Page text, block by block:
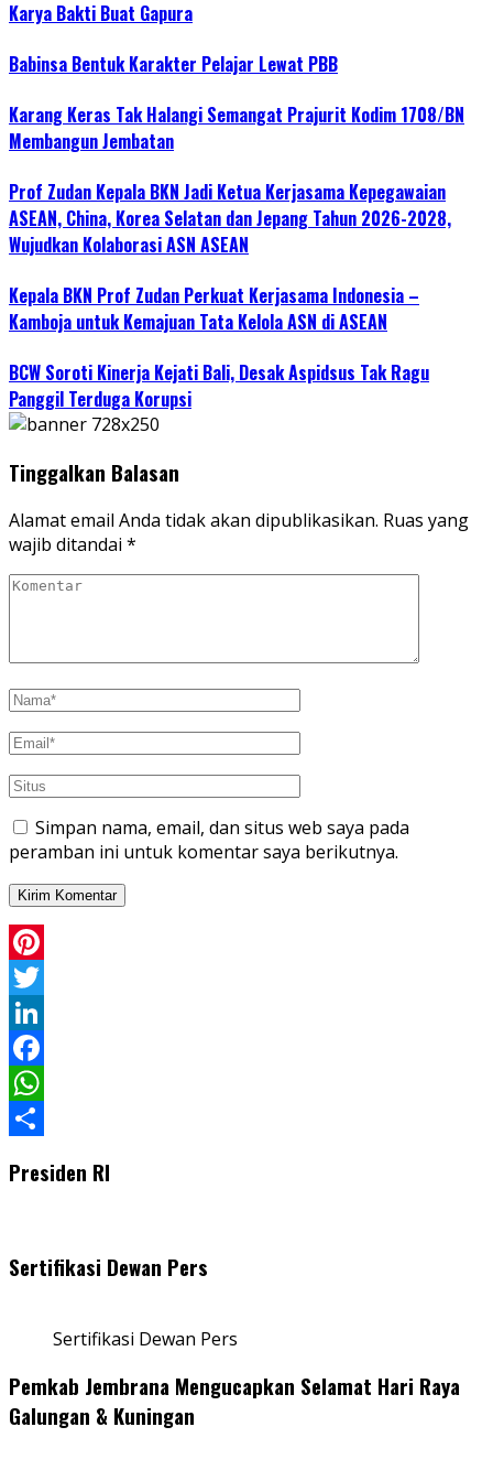
Karya Bakti Buat Gapura
Babinsa Bentuk Karakter Pelajar Lewat PBB
Karang Keras Tak Halangi Semangat Prajurit Kodim 1708/BN
Membangun Jembatan
Prof Zudan Kepala BKN Jadi Ketua Kerjasama Kepegawaian
ASEAN, China, Korea Selatan dan Jepang Tahun 2026-2028,
Wujudkan Kolaborasi ASN ASEAN
Kepala BKN Prof Zudan Perkuat Kerjasama Indonesia –
Kamboja untuk Kemajuan Tata Kelola ASN di ASEAN
BCW Soroti Kinerja Kejati Bali, Desak Aspidsus Tak Ragu
Panggil Terduga Korupsi
Tinggalkan Balasan
Alamat email Anda tidak akan dipublikasikan. Ruas yang
wajib ditandai *
Simpan nama, email, dan situs web saya pada
peramban ini untuk komentar saya berikutnya.
Pinterest
Twitter
LinkedIn
Facebook
WhatsApp
Presiden RI
Sertifikasi Dewan Pers
Sertifikasi Dewan Pers
Pemkab Jembrana Mengucapkan Selamat Hari Raya
Galungan & Kuningan